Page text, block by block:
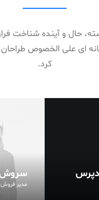
حال و آینده شناخت
ای علی الخصوص
کرد.
سروش
مدیر فروش